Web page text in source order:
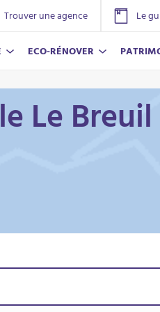
Trouver une agence Le
ECO-RÉNOVER
Le